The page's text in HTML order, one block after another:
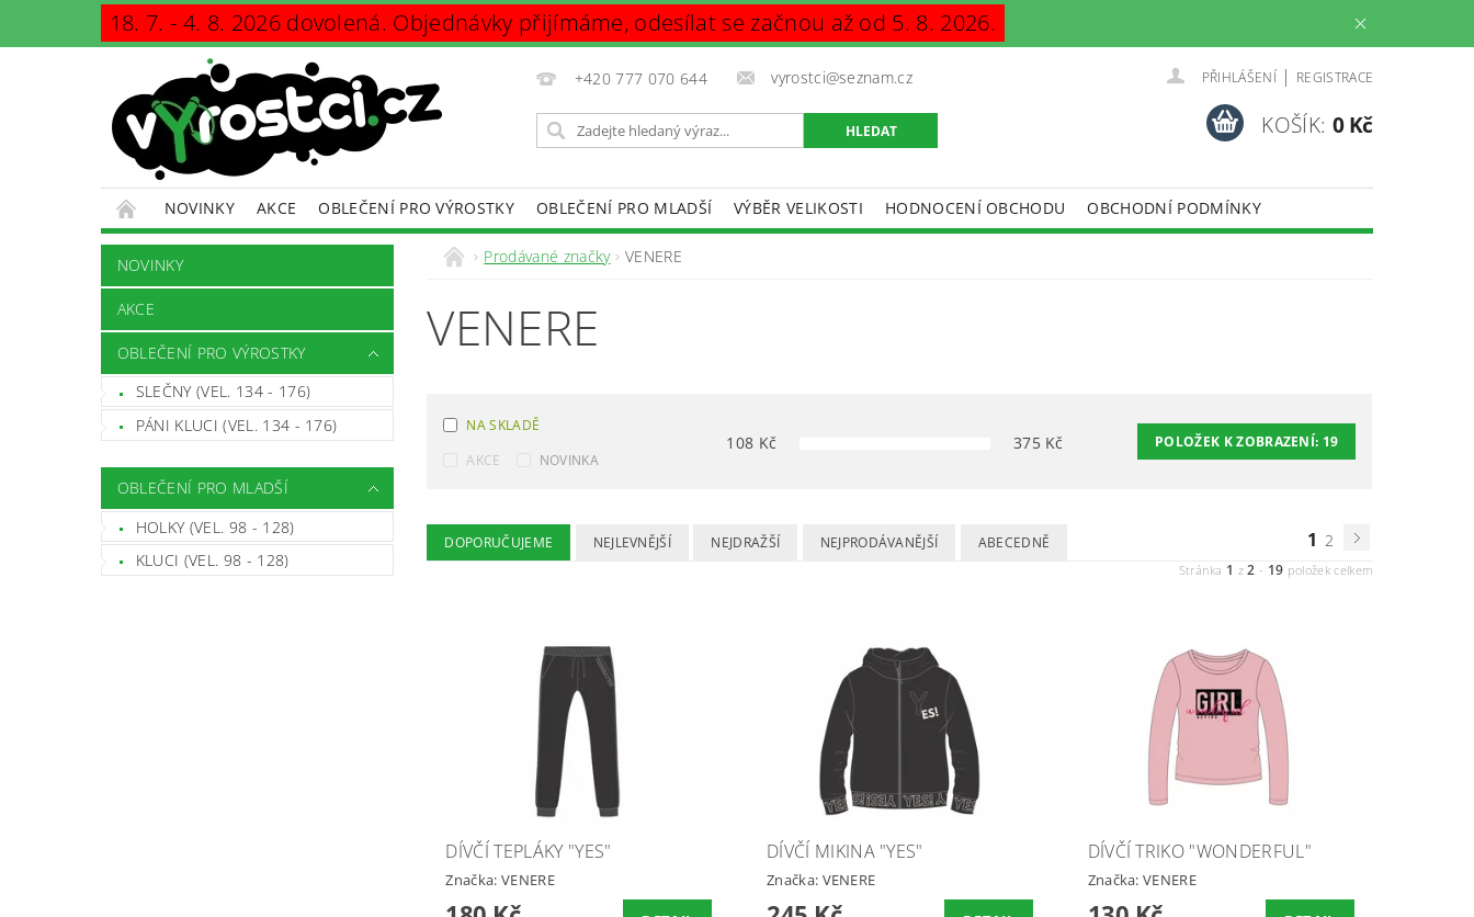
18. 7. - 4. 8. 2026 dovolená. Objednávky přijímáme, odesílat se začnou až od 5. 8. 2026.
+420 777 070 644 vyrostci@seznam.cz PŘIHLÁŠENÍ | REGISTRACE
KOŠÍK: 0 Kč
NOVINKY AKCE OBLEČENÍ PRO VÝROSTKY OBLEČENÍ PRO MLADŠÍ VÝBĚR VELIKOSTI HODNOCENÍ OBCHODU
OBCHODNÍ PODMÍNKY
KONTAKTY
PODMÍNKY OCHRANY OSOBNÍCH ÚDAJŮ
NOVINKY
AKCE
OBLEČENÍ PRO VÝROSTKY
SLEČNY (VEL. 134 - 176)
PÁNI KLUCI (VEL. 134 - 176)
OBLEČENÍ PRO MLADŠÍ
HOLKY (VEL. 98 - 128)
KLUCI (VEL. 98 - 128)
Prodávané značky VENERE
VENERE
NA SKLADĚ
AKCE
NOVINKA
108 Kč 375Kč POLOŽEK K ZOBRAZENÍ: 19
DOPORUČUJEME NEJLEVNĚJŠÍ NEJDRAŽŠÍ NEJPRODÁVANĚJŠÍ ABECEDNĚ 1 2
Stránka 1 z2 - 19 položek celkem
DÍVČÍ TEPLÁKY "YES"
Značka: VENERE
DÍVČÍ MIKINA "YES"
Značka: VENERE
DÍVČÍ TRIKO "WONDERFUL"
Značka:VENERE